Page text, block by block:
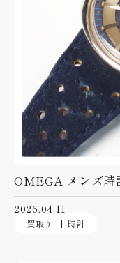
OMEGA メンズ時
2026.04.11
買取り 時計